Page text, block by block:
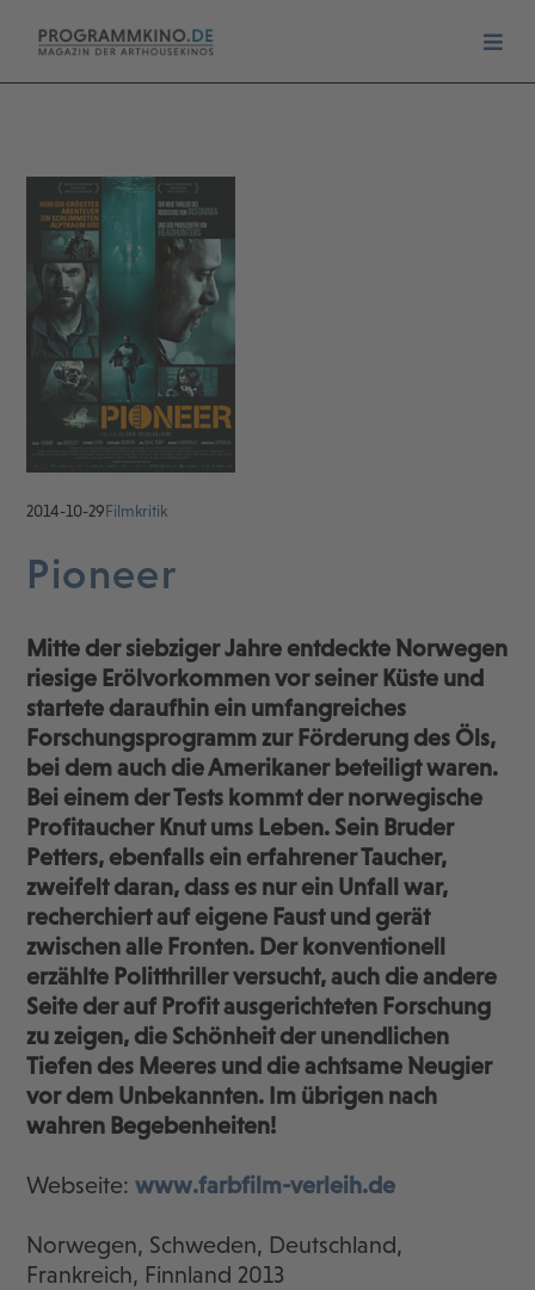
2014-10-29Filmkritik
Pioneer
Mitte der siebziger Jahre entdeckte Norwegen
riesige Erölvorkommen vor seiner Küste und
startete daraufhin ein umfangreiches
Forschungsprogramm zur Förderung des Öls,
bei dem auch die Amerikaner beteiligt waren.
Bei einem der Tests kommt der norwegische
Profitaucher Knut ums Leben. Sein Bruder
Petters, ebenfalls ein erfahrener Taucher,
zweifelt daran, dass es nur ein Unfall war,
recherchiert auf eigene Faust und gerät
zwischen alle Fronten. Der konventionell
erzählte Politthriller versucht, auch die andere
Seite der auf Profit ausgerichteten Forschung
zu zeigen, die Schönheit der unendlichen
Tiefen des Meeres und die achtsame Neugier
vor dem Unbekannten. Im übrigen nach
wahren Begebenheiten!
Webseite:www.farbfilm-verleih.de
Norwegen, Schweden, Deutschland,
Frankreich, Finnland 2013